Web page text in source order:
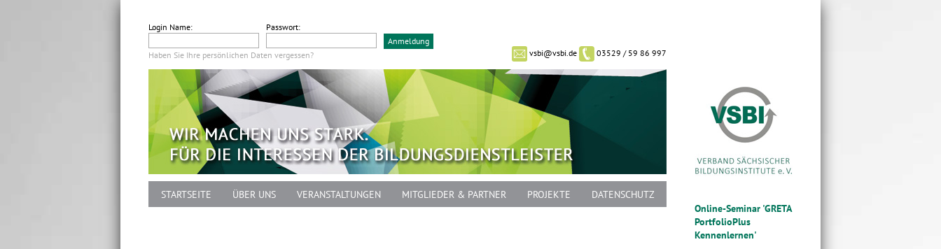
Login Name: Passwort:
Haben Sie Ihre persönlichen Daten vergessen? vsbi@vsbi.de 03529 / 59 86 997
STARTSEITE ÜBER UNS VERANSTALTUNGEN MITGLIEDER & PARTNER PROJEKTE DATENSCHUTZ
Online-Seminar 'GRETA
PortfolioPlus
Kennenlernen'